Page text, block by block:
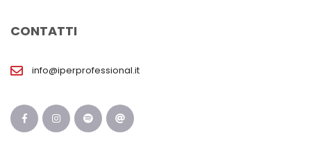
CONTATTI
info@iperprofessional.it